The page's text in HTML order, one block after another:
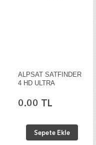
ALPSAT SATFINDER
4 HD ULTRA
0.00 TL
Sepete Ekle